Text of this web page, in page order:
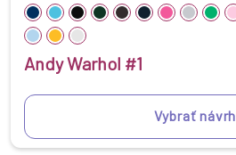
Andy Warhol #1
Vybrať návrh